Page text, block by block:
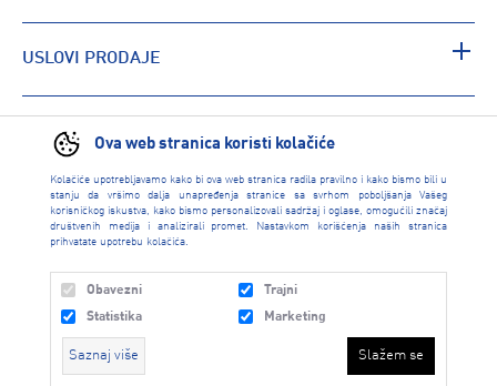
Ova web stranica koristi kolačiće
Kolačiće upotrebljavamo kako bi ova web stranica radila pravilno i kako bismo bili u
stanju da vršimo dalja unapređenja stranice sa svrhom poboljšanja Vašeg
korisničkog iskustva, kako bismo personalizovali sadržaj i oglase, omogućili značaj
društvenih medija i analizirali promet. Nastavkom korišćenja naših stranica
prihvatate upotrebu kolačića.
Obavezni
Trajni
Statistika
Marketing
Saznaj više Slažem se
USLOVI PRODAJE
PRONAĐI RADNJU
INTERSPORT 2026 created by Enetel Solutions